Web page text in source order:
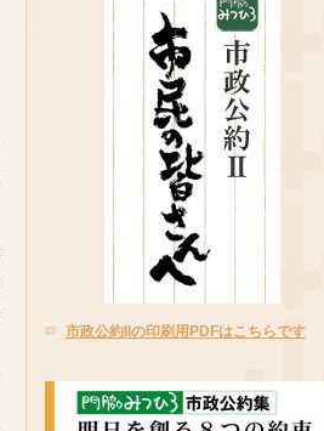
市政公約IIの印刷用PDFはこちらです